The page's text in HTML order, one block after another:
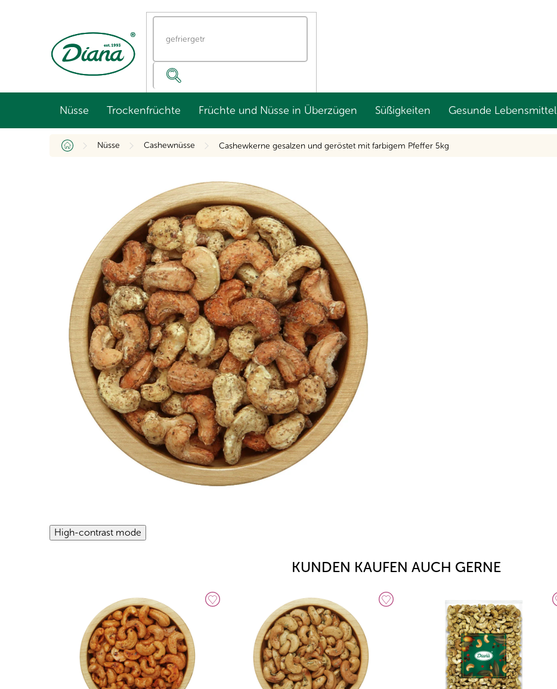
Nüsse Trockenfrüchte Früchte und Nüsse in Überzügen Süßigkeiten Gesunde Lebensmittel
StartseiteNüsse Cashewnüsse Cashewkerne gesalzen und geröstet mit farbigem Pfeffer 5kg
High-contrast mode
KUNDEN KAUFEN AUCH GERNE